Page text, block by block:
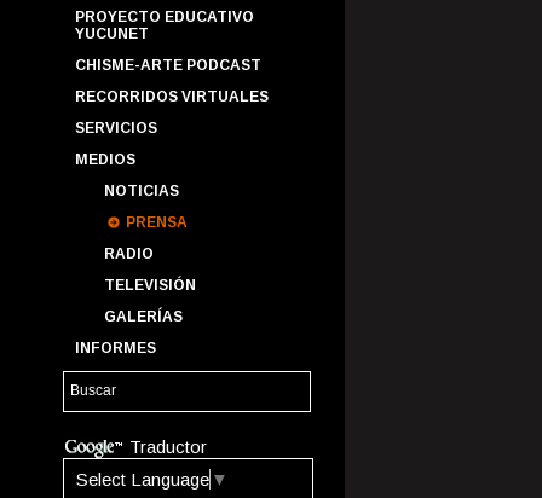
PROYECTO EDUCATIVO
YUCUNET
CHISME-ARTE PODCAST
RECORRIDOS VIRTUALES
SERVICIOS
MEDIOS
NOTICIAS
PRENSA
RADIO
TELEVISIÓN
GALERÍAS
INFORMES
Traductor
Select Language ▼